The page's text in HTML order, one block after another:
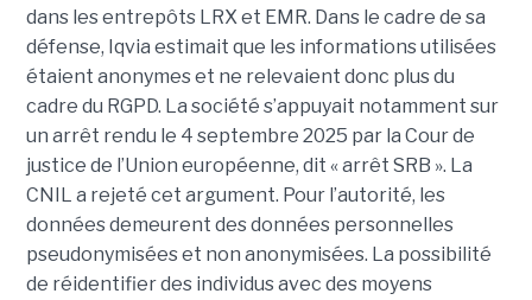
dans les entrepôts LRX et EMR. Dans le cadre de sa
défense, Iqvia estimait que les informations utilisées
étaient anonymes et ne relevaient donc plus du
cadre du RGPD. La société s’appuyait notamment sur
un arrêt rendu le 4 septembre 2025 par la Cour de
justice de l’Union européenne, dit « arrêt SRB ». La
CNIL a rejeté cet argument. Pour l’autorité, les
données demeurent des données personnelles
pseudonymisées et non anonymisées. La possibilité
de réidentifier des individus avec des moyens